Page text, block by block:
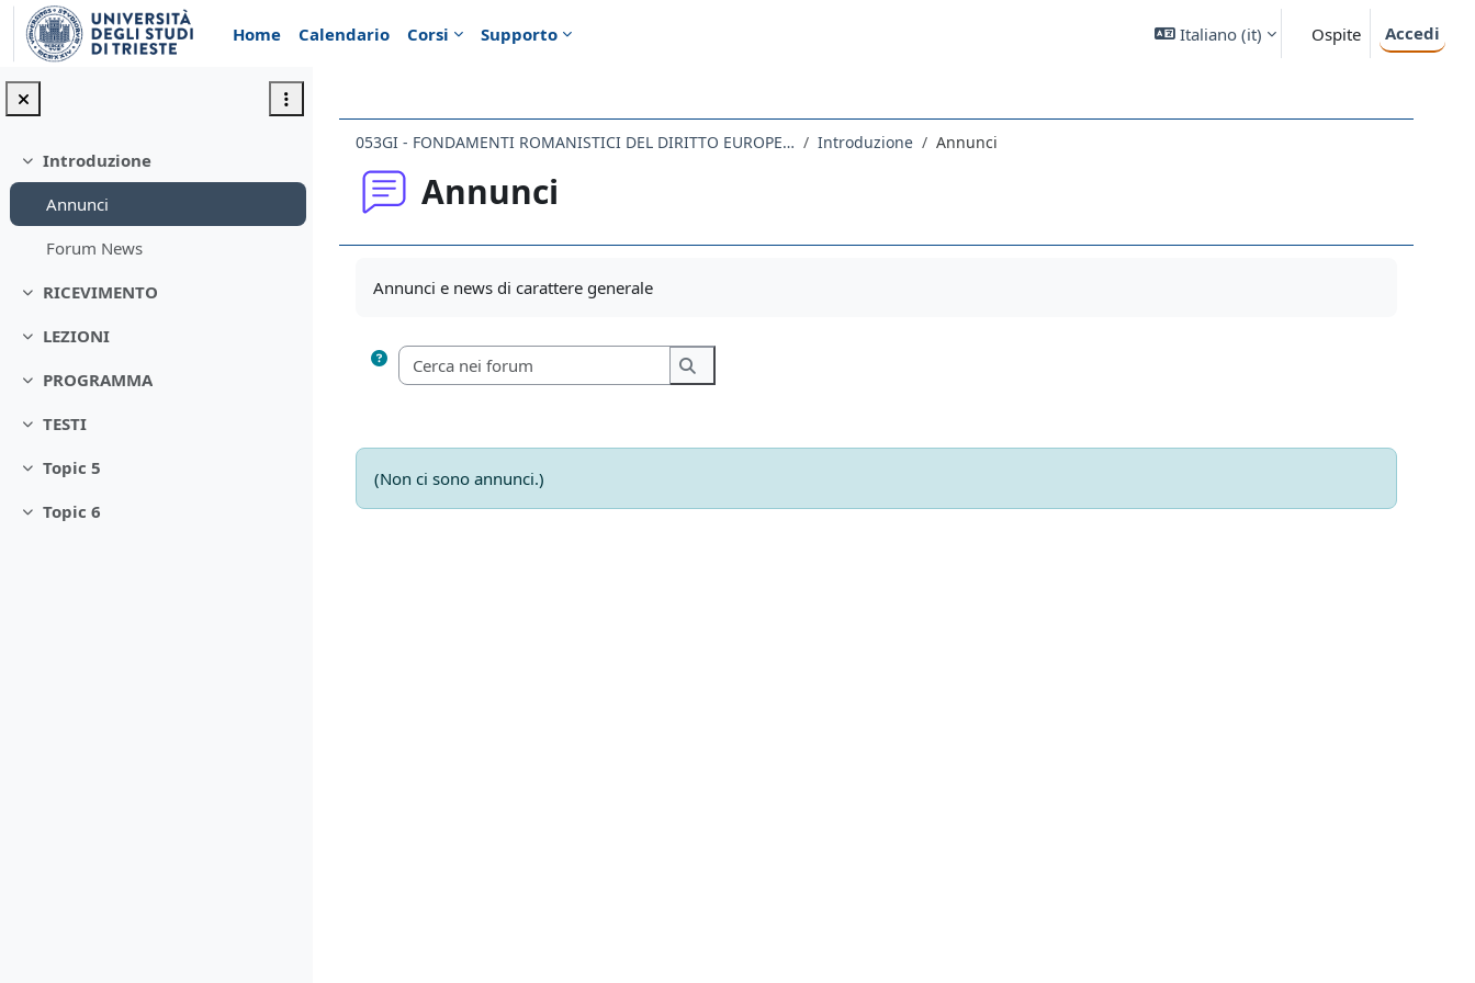
Vai al contenuto principale
Home
Calendario Corsi Supporto Italiano ‎(it)‎ Ospite Accedi
Minimizza
Introduzione
Annunci
Forum News
Minimizza
RICEVIMENTO
Minimizza
LEZIONI
Minimizza
PROGRAMMA
Minimizza
TESTI
Minimizza
Topic 5
Minimizza
Topic 6
053GI - FONDAMENTI ROMANISTICI DEL DIRITTO EUROPEO 2021 Introduzione Annunci
Annunci
Annunci e news di carattere generale
Cerca nei forum
Cerca nei forum
(Non ci sono annunci.)